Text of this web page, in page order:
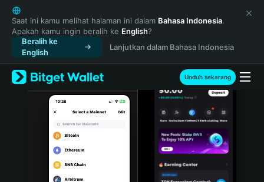
English
日本語
Tiếng Việt
Русский
Español (Latinoamérica)
Türkçe
Italiano
Português (Portugal)
Bahasa Indonesia
Saat ini kamu melihat halaman ini dalam Bahasa Indonesia.
Apakah kamu ingin beralih ke English?
Beralih ke
English
Lanjutkan dalam Bahasa Indonesia
Unduh sekarang